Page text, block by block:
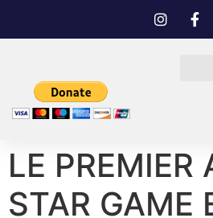
LE PREMIER
STAR GAME